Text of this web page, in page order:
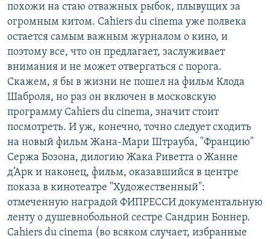
похожи на стаю отважных рыбок, плывущих за
огромным китом. Cahiers du cinema уже полвека
остается самым важным журналом о кино, и
поэтому все, что он предлагает, заслуживает
внимания и не может отвергаться с порога.
Скажем, я бы в жизни не пошел на фильм Клода
Шаброля, но раз он включен в московскую
программу Cahiers du cinema, значит стоит
посмотреть. И уж, конечно, точно следует сходить
на новый фильм Жана-Мари Штрауба, "Францию"
Сержа Бозона, дилогию Жака Риветта о Жанне
д’Арк и наконец, фильм, оказавшийся в центре
показа в кинотеатре "Художественный":
отмеченную наградой ФИПРЕССИ документальную
ленту о душевнобольной сестре Сандрин Боннер.
Cahiers du cinema (во всяком случает, избранные